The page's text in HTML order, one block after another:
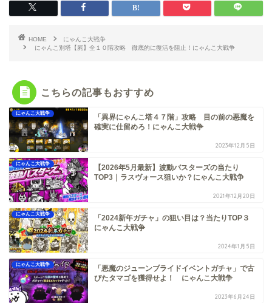
HOME
にゃんこ大戦争
にゃんこ別塔【屍】全１０階攻略 徹底的に復活を阻止！にゃんこ大戦争
こちらの記事もおすすめ
にゃんこ大戦争
「異界にゃんこ塔４７階」攻略 目の前の悪魔を
確実に仕留めろ！にゃんこ大戦争
2023年12月5日
にゃんこ大戦争
【2026年5月最新】波動バスターズの当たり
TOP3｜ラスヴォース狙いか？にゃんこ大戦争
2021年12月20日
にゃんこ大戦争
「2024新年ガチャ」の狙い目は？当たりTOP３
にゃんこ大戦争
2024年1月5日
にゃんこ大戦争
「悪魔のジューンブライドイベントガチャ」で古
びたタマゴを獲得せよ！ にゃんこ大戦争
2023年6月24日